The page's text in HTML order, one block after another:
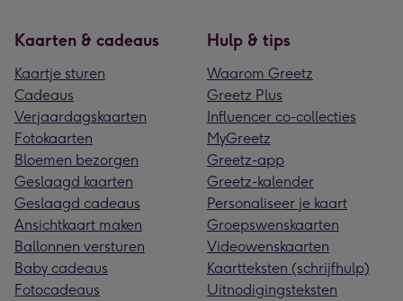
Kaarten & cadeaus
Kaartje sturen
Cadeaus
Verjaardagskaarten
Fotokaarten
Bloemen bezorgen
Geslaagd kaarten
Geslaagd cadeaus
Ansichtkaart maken
Ballonnen versturen
Baby cadeaus
Fotocadeaus
Hulp & tips
Waarom Greetz
Greetz Plus
Influencer co-collecties
MyGreetz
Greetz-app
Greetz-kalender
Personaliseer je kaart
Groepswenskaarten
Videowenskaarten
Kaartteksten (schrijfhulp)
Uitnodigingsteksten